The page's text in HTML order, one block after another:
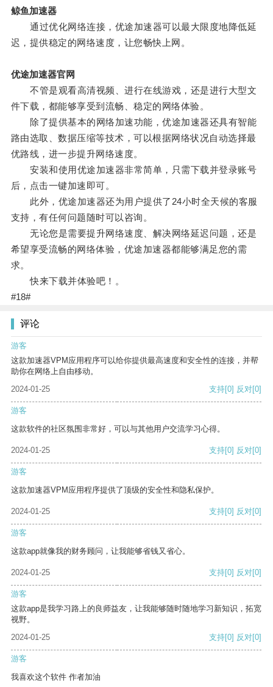
鲸鱼加速器
通过优化网络连接，优途加速器可以最大限度地降低延
迟，提供稳定的网络速度，让您畅快上网。
优途加速器官网
不管是观看高清视频、进行在线游戏，还是进行大型文
件下载，都能够享受到流畅、稳定的网络体验。
除了提供基本的网络加速功能，优途加速器还具有智能
路由选取、数据压缩等技术，可以根据网络状况自动选择最
优路线，进一步提升网络速度。
安装和使用优途加速器非常简单，只需下载并登录账号
后，点击一键加速即可。
此外，优途加速器还为用户提供了24小时全天候的客服
支持，有任何问题随时可以咨询。
无论您是需要提升网络速度、解决网络延迟问题，还是
希望享受流畅的网络体验，优途加速器都能够满足您的需
求。
快来下载并体验吧！。
#18#
评论
游客
这款加速器VPM应用程序可以给你提供最高速度和安全性的连接，并帮
助你在网络上自由移动。
2024-01-25
支持[0] 反对[0]
游客
这款软件的社区氛围非常好，可以与其他用户交流学习心得。
2024-01-25 支持[0] 反对[0]
游客
这款加速器VPM应用程序提供了顶级的安全性和隐私保护。
2024-01-25 支持[0] 反对[0]
游客
这款app就像我的财务顾问，让我能够省钱又省心。
2024-01-25 支持[0] 反对[0]
游客
这款app是我学习路上的良师益友，让我能够随时随地学习新知识，拓宽
视野。
2024-01-25
支持[0] 反对[0]
游客
我喜欢这个软件 作者加油